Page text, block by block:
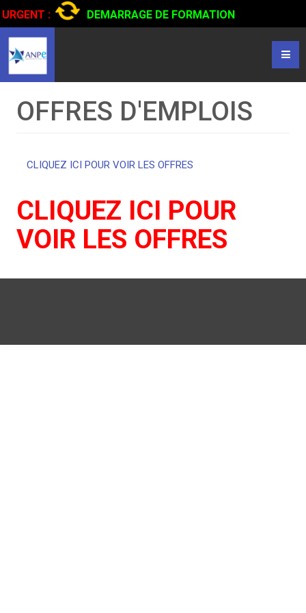
URGENT :
DEMARRAGE DE FORMATION
CERTIFIANTE EN CONDUITE DE CAMIONS...CLIQUER POUR
LIRE
OFFRES D'EMPLOIS
CLIQUEZ ICI POUR VOIR LES OFFRES
CLIQUEZ ICI POUR
VOIR LES OFFRES